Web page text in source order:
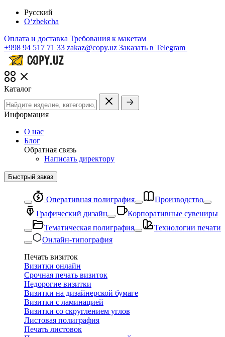
Русский
O‘zbekcha
Оплата и доставка Требования к макетам
+998 94 517 71 33 zakaz@copy.uz Заказать в Telegram
Каталог
Информация
О нас
Блог
Обратная связь
Написать директору
Быстрый заказ
Оперативная полиграфия
Производство
Графический дизайн
Корпоративные сувениры
Тематическая полиграфия
Технологии печати
Онлайн-типография
Печать визиток
Визитки онлайн
Срочная печать визиток
Недорогие визитки
Визитки на дизайнерской бумаге
Визитки с ламинацией
Визитки со скруглением углов
Листовая полиграфия
Печать листовок